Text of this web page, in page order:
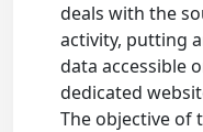
deals with the
activity, putting
data accessible
dedicated
The objective of